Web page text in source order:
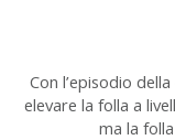
Con l’episodio
elevare la folla a
ma la